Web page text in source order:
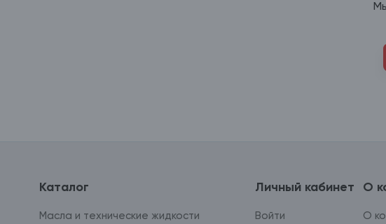
Каталог
Масла и технические жидкости
Личный кабинет
Войти
О
О